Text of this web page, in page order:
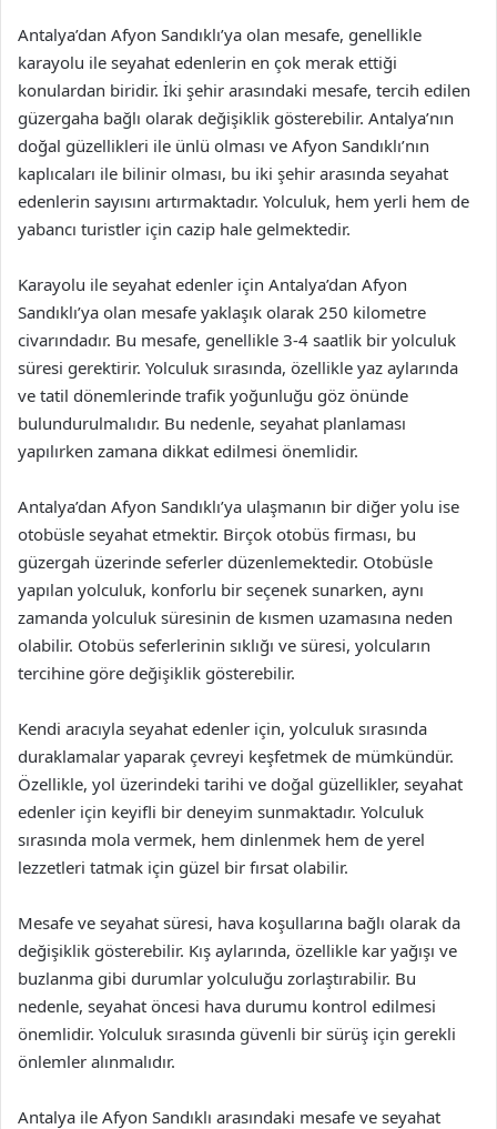
Antalya’dan Afyon Sandıklı’ya olan mesafe, genellikle
karayolu ile seyahat edenlerin en çok merak ettiği
konulardan biridir. İki şehir arasındaki mesafe, tercih edilen
güzergaha bağlı olarak değişiklik gösterebilir. Antalya’nın
doğal güzellikleri ile ünlü olması ve Afyon Sandıklı’nın
kaplıcaları ile bilinir olması, bu iki şehir arasında seyahat
edenlerin sayısını artırmaktadır. Yolculuk, hem yerli hem de
yabancı turistler için cazip hale gelmektedir.
Karayolu ile seyahat edenler için Antalya’dan Afyon
Sandıklı’ya olan mesafe yaklaşık olarak 250 kilometre
civarındadır. Bu mesafe, genellikle 3-4 saatlik bir yolculuk
süresi gerektirir. Yolculuk sırasında, özellikle yaz aylarında
ve tatil dönemlerinde trafik yoğunluğu göz önünde
bulundurulmalıdır. Bu nedenle, seyahat planlaması
yapılırken zamana dikkat edilmesi önemlidir.
Antalya’dan Afyon Sandıklı’ya ulaşmanın bir diğer yolu ise
otobüsle seyahat etmektir. Birçok otobüs firması, bu
güzergah üzerinde seferler düzenlemektedir. Otobüsle
yapılan yolculuk, konforlu bir seçenek sunarken, aynı
zamanda yolculuk süresinin de kısmen uzamasına neden
olabilir. Otobüs seferlerinin sıklığı ve süresi, yolcuların
tercihine göre değişiklik gösterebilir.
Kendi aracıyla seyahat edenler için, yolculuk sırasında
duraklamalar yaparak çevreyi keşfetmek de mümkündür.
Özellikle, yol üzerindeki tarihi ve doğal güzellikler, seyahat
edenler için keyifli bir deneyim sunmaktadır. Yolculuk
sırasında mola vermek, hem dinlenmek hem de yerel
lezzetleri tatmak için güzel bir fırsat olabilir.
Mesafe ve seyahat süresi, hava koşullarına bağlı olarak da
değişiklik gösterebilir. Kış aylarında, özellikle kar yağışı ve
buzlanma gibi durumlar yolculuğu zorlaştırabilir. Bu
nedenle, seyahat öncesi hava durumu kontrol edilmesi
önemlidir. Yolculuk sırasında güvenli bir sürüş için gerekli
önlemler alınmalıdır.
Antalya ile Afyon Sandıklı arasındaki mesafe ve seyahat